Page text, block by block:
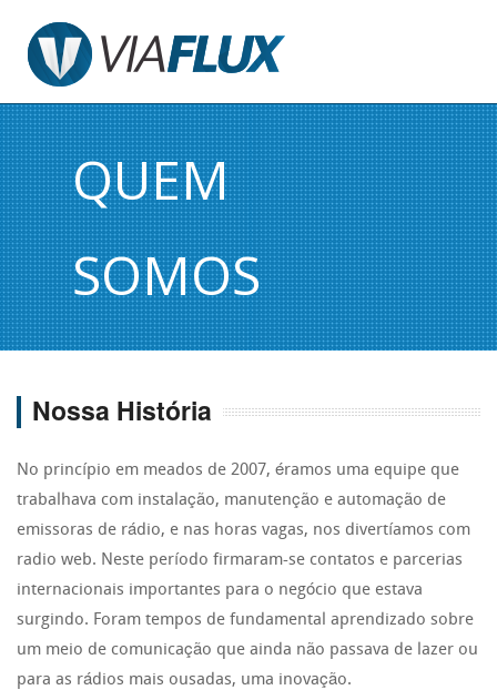
QUEM
SOMOS
Nossa História
No princípio em meados de 2007, éramos uma equipe que
trabalhava com instalação, manutenção e automação de
emissoras de rádio, e nas horas vagas, nos divertíamos com
radio web. Neste período firmaram-se contatos e parcerias
internacionais importantes para o negócio que estava
surgindo. Foram tempos de fundamental aprendizado sobre
um meio de comunicação que ainda não passava de lazer ou
para as rádios mais ousadas, uma inovação.